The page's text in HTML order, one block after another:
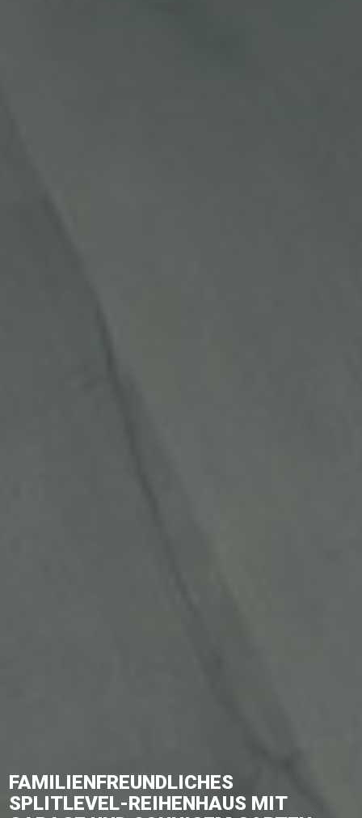
FAMILIENFREUNDLICHES
SPLITLEVEL-REIHENHAUS MIT